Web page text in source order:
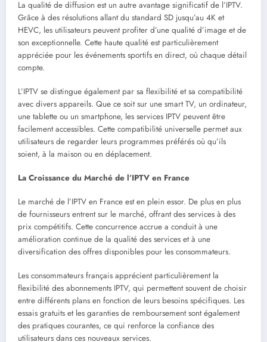
La qualité de diffusion est un autre avantage significatif de l’IPTV.
Grâce à des résolutions allant du standard SD jusqu’au 4K et
HEVC, les utilisateurs peuvent profiter d’une qualité d’image et de
son exceptionnelle. Cette haute qualité est particulièrement
appréciée pour les événements sportifs en direct, où chaque détail
compte.
L’IPTV se distingue également par sa flexibilité et sa compatibilité
avec divers appareils. Que ce soit sur une smart TV, un ordinateur,
une tablette ou un smartphone, les services IPTV peuvent être
facilement accessibles. Cette compatibilité universelle permet aux
utilisateurs de regarder leurs programmes préférés où qu’ils
soient, à la maison ou en déplacement.
La Croissance du Marché de l’IPTV en France
Le marché de l’IPTV en France est en plein essor. De plus en plus
de fournisseurs entrent sur le marché, offrant des services à des
prix compétitifs. Cette concurrence accrue a conduit à une
amélioration continue de la qualité des services et à une
diversification des offres disponibles pour les consommateurs.
Les consommateurs français apprécient particulièrement la
flexibilité des abonnements IPTV, qui permettent souvent de choisir
entre différents plans en fonction de leurs besoins spécifiques. Les
essais gratuits et les garanties de remboursement sont également
des pratiques courantes, ce qui renforce la confiance des
utilisateurs dans ces nouveaux services.